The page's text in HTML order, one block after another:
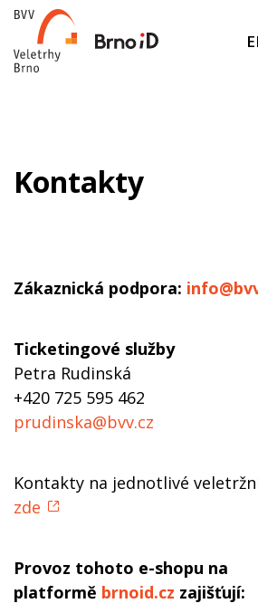
Kontakty
Zákaznická podpora:
Ticketingové služby
Petra Rudinská
+420 725 595 462
prudinska@bvv.cz
Kontakty na jednotlivé
zde
Provoz tohoto e-shopu na
platformě brnoid.cz zajišťují: